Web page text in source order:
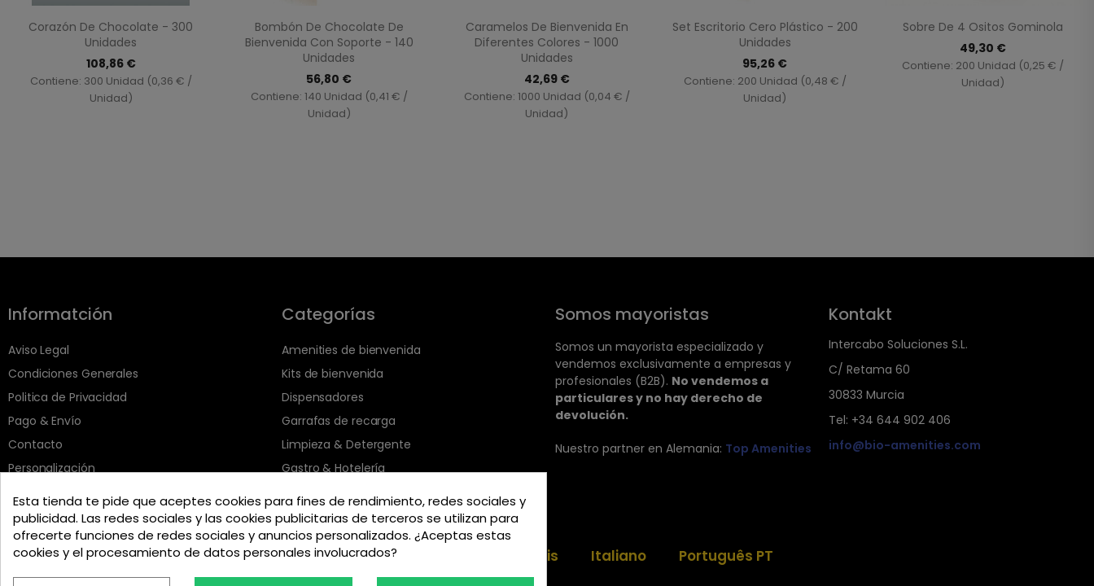
 Vista rápida
Corazón De Chocolate - 300
Unidades
108,86 €
Contiene: 300 Unidad (0,36 € /
Unidad)
Vista rápida
Bombón De Chocolate De
Bienvenida Con Soporte - 140
Unidades
56,80 €
Contiene: 140 Unidad (0,41 € /
Unidad)
Vista rápida
Caramelos De Bienvenida En
Diferentes Colores - 1000
Unidades
42,69 €
Contiene: 1000 Unidad (0,04 € /
Unidad)
Vista rápida
Set Escritorio Cero Plástico - 200
Unidades
95,26 €
Contiene: 200 Unidad (0,48 € /
Unidad)
Vista rápida
Sobre De 4 Ositos Gominola
49,30 €
Contiene: 200 Unidad (0,25 € /
Unidad)
Informatción
Aviso Legal
Condiciones Generales
Politica de Privacidad
Pago & Envío
Contacto
Personalización
Categorías
Amenities de bienvenida
Kits de bienvenida
Dispensadores
Garrafas de recarga
Limpieza & Detergente
Gastro & Hotelería
Somos mayoristas
Somos un mayorista especializado y
vendemos exclusivamente a empresas y
profesionales (B2B). No vendemos a
particulares y no hay derecho de
devolución.
Nuestro partner en Alemania: Top Amenities
Kontakt
Intercabo Soluciones S.L.
C/ Retama 60
30833 Murcia
Tel: +34 644 902 406
info@bio-amenities.com
English Français Italiano Português PT
Esta tienda te pide que aceptes cookies para fines de rendimiento, redes sociales y
publicidad. Las redes sociales y las cookies publicitarias de terceros se utilizan para
ofrecerte funciones de redes sociales y anuncios personalizados. ¿Aceptas estas
cookies y el procesamiento de datos personales involucrados?